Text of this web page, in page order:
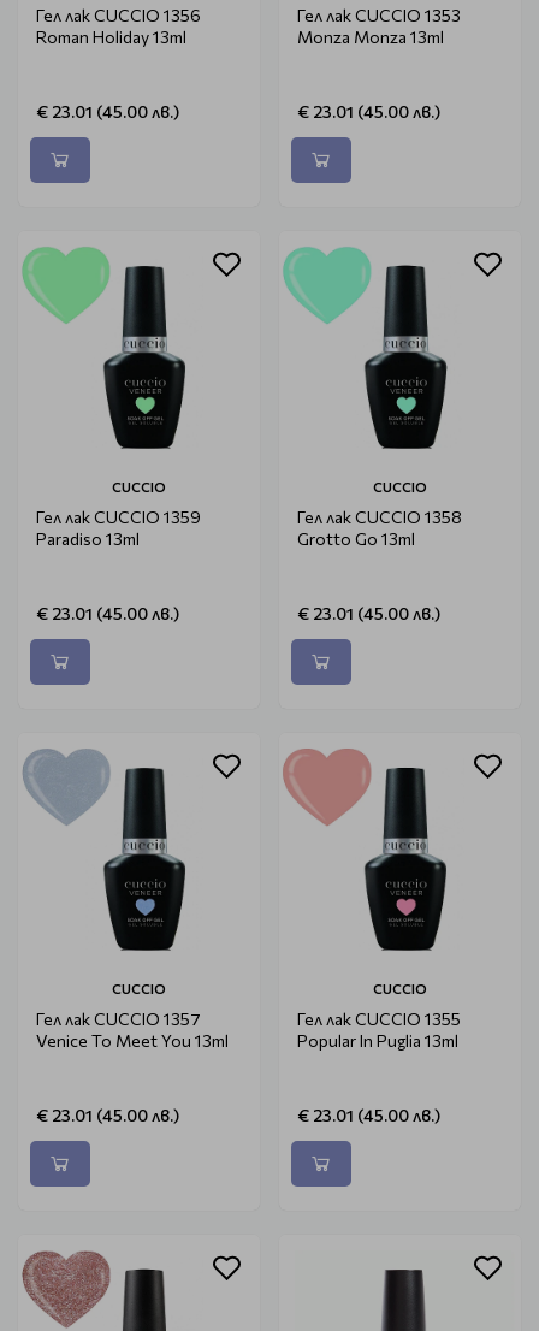
Гел лак CUCCIO 1356
Roman Holiday 13ml
€ 23.01 (45.00 лв.)
Гел лак CUCCIO 1353
Monza Monza 13ml
€ 23.01 (45.00 лв.)
CUCCIO
Гел лак CUCCIO 1359
Paradiso 13ml
€ 23.01 (45.00 лв.)
CUCCIO
Гел лак CUCCIO 1358
Grotto Go 13ml
€ 23.01 (45.00 лв.)
CUCCIO
Гел лак CUCCIO 1357
Venice To Meet You 13ml
€ 23.01 (45.00 лв.)
CUCCIO
Гел лак CUCCIO 1355
Popular In Puglia 13ml
€ 23.01 (45.00 лв.)